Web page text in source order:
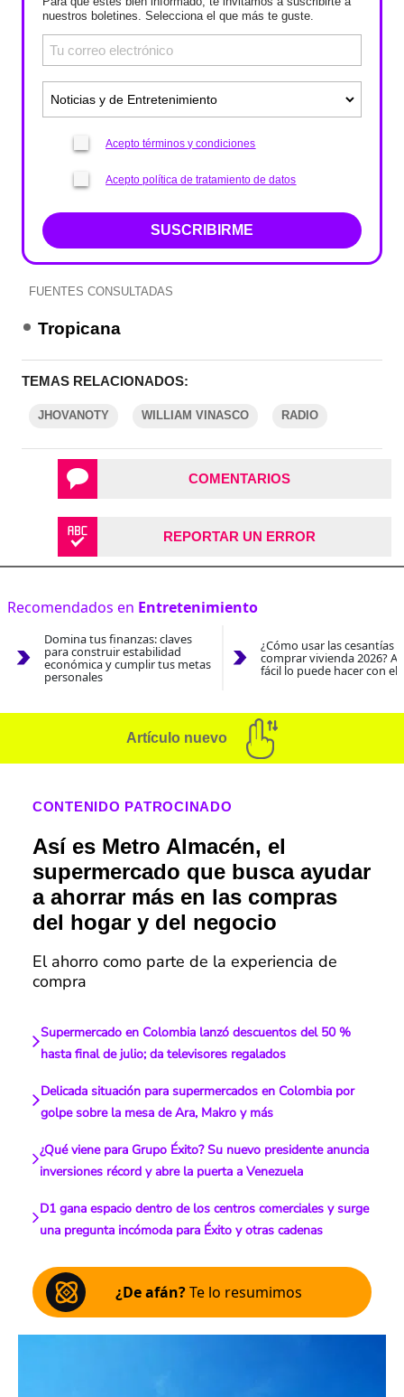
nuestros boletines. Selecciona el que más te guste.
Acepto términos y condiciones
Acepto política de tratamiento de datos
SUSCRIBIRME
FUENTES CONSULTADAS
Tropicana
TEMAS RELACIONADOS:
JHOVANOTY WILLIAM VINASCO RADIO
COMENTARIOS
REPORTAR UN ERROR
Recomendados en Entretenimiento
Domina tus finanzas: claves
para construir estabilidad
económica y cumplir tus metas
personales
¿Cómo usar las cesantías
comprar vivienda 2026?
fácil lo puede hacer con el
Artículo nuevo
CONTENIDO PATROCINADO
Así es Metro Almacén, el
supermercado que busca ayudar
a ahorrar más en las compras
del hogar y del negocio
El ahorro como parte de la experiencia de
compra
Supermercado en Colombia lanzó descuentos del 50 %
hasta final de julio; da televisores regalados
Delicada situación para supermercados en Colombia por
golpe sobre la mesa de Ara, Makro y más
¿Qué viene para Grupo Éxito? Su nuevo presidente anuncia
inversiones récord y abre la puerta a Venezuela
D1 gana espacio dentro de los centros comerciales y surge
una pregunta incómoda para Éxito y otras cadenas
¿De afán?Te lo resumimos